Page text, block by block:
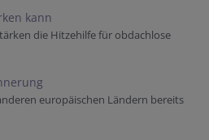
kann
die Hitzehilfe für obdachlose
europäischen Ländern bereits